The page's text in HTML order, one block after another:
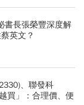
書長張榮豐深度解
英文？
、聯發科
買」：合理價、便